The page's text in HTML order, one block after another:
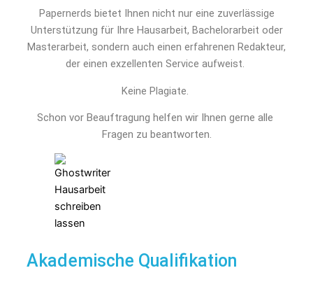
Papernerds bietet Ihnen nicht nur eine zuverlässige
Unterstützung für Ihre Hausarbeit, Bachelorarbeit oder
Masterarbeit, sondern auch einen erfahrenen Redakteur,
der einen exzellenten Service aufweist.
Keine Plagiate.
Schon vor Beauftragung helfen wir Ihnen gerne alle
Fragen zu beantworten.
Akademische Qualifikation